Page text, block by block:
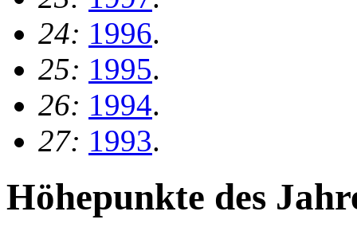
24: 1996.
25: 1995.
26: 1994.
27: 1993.
Höhepunkte des